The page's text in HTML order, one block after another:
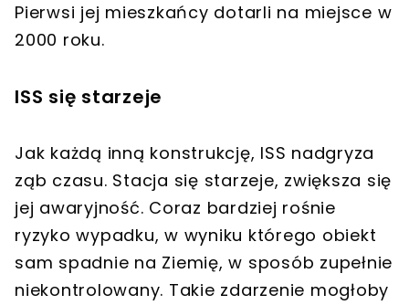
Pierwsi jej mieszkańcy dotarli na miejsce w
2000 roku.
ISS się starzeje
Jak każdą inną konstrukcję, ISS nadgryza
ząb czasu. Stacja się starzeje, zwiększa się
jej awaryjność. Coraz bardziej rośnie
ryzyko wypadku, w wyniku którego obiekt
sam spadnie na Ziemię, w sposób zupełnie
niekontrolowany. Takie zdarzenie mogłoby